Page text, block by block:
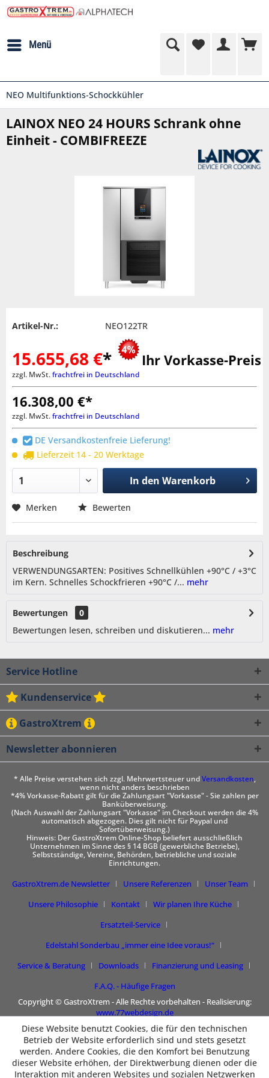
Menü
NEO Multifunktions-Schockkühler
LAINOX NEO 24 HOURS Schrank ohne
Einheit - COMBIFREEZE
Artikel-Nr.: NEO122TR
15.655,68 €* Ihr Vorkasse-Preis
zzgl. MwSt.frachtfrei in Deutschland
16.308,00 €*
zzgl. MwSt.frachtfrei in Deutschland
DE Versandkostenfreie Lieferung!
Lieferzeit 14 - 20 Werktage
In den Warenkorb
Merken Bewerten
Beschreibung
VERWENDUNGSARTEN: Positives Schnellkühlen +90°C / +3°C
im Kern. Schnelles Schockfrieren +90°C /... mehr
Bewertungen
0
Bewertungen lesen, schreiben und diskutieren... mehr
Service Hotline
Kundenservice
GastroXtrem
Newsletter abonnieren
* Alle Preise verstehen sich zzgl. Mehrwertsteuer undVersandkosten,
wenn nicht anders beschrieben
*4% Vorkasse-Rabatt gilt für die Zahlungsart "Vorkasse" - Sie zahlen per
Banküberweisung.
(Nach Auswahl der Zahlungsart "Vorkasse" im Checkout werden die 4%
automatisch abgezogen. Dies gilt nicht für Paypal und
Sofortüberweisung.)
Hinweis: Der GastroXtrem Online-Shop beliefert ausschließlich
Unternehmen im Sinne des § 14 BGB (gewerbliche Betriebe),
Selbstständige, Vereine, Behörden, betriebliche und soziale
Einrichtungen.
GastroXtrem.de Newsletter Unsere Referenzen
Unser Team
Unsere Philosophie
Kontakt
Wir planen Ihre Küche
Ersatzteil-Service
Edelstahl Sonderbau „immer eine Idee voraus!“
Service & Beratung
Downloads
Finanzierung und Leasing
F.A.Q. - Häufige Fragen
Copyright © GastroXtrem - Alle Rechte vorbehalten - Realisierung:
www.77webdesign.de
Diese Website benutzt Cookies, die für den technischen
Betrieb der Website erforderlich sind und stets gesetzt
werden. Andere Cookies, die den Komfort bei Benutzung
dieser Website erhöhen, der Direktwerbung dienen oder die
Interaktion mit anderen Websites und sozialen Netzwerken